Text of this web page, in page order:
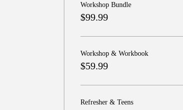
Workshop Bundle
$99.99
Workshop & Workbook
$59.99
Refresher & Teens